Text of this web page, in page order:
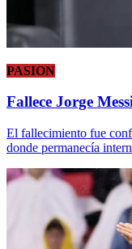
PASION
Fallece Jorge
El fallecimiento fue
donde permanecía